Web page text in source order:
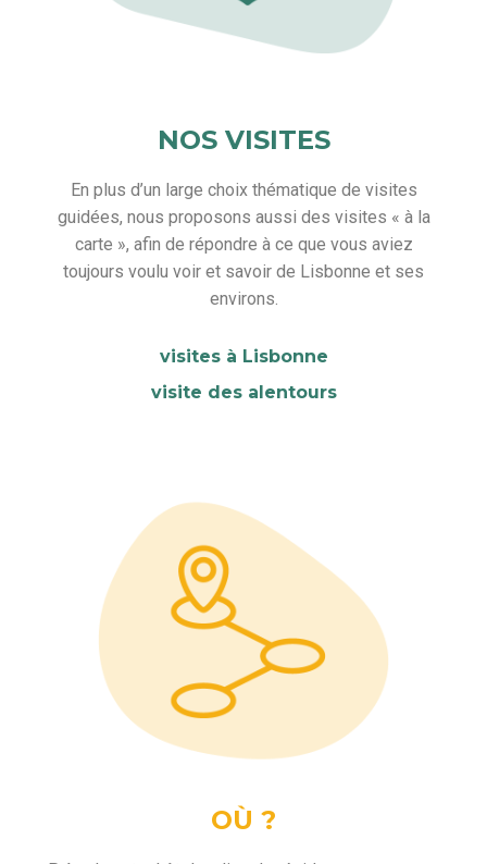
NOS VISITES
En plus d’un large choix thématique de visites
guidées, nous proposons aussi des visites « à la
carte », afin de répondre à ce que vous aviez
toujours voulu voir et savoir de Lisbonne et ses
environs.
visites à Lisbonne
visite des alentours
OÙ ?